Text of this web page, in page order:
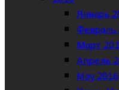
Январь
Февраль
Март
Апрель
May 2016